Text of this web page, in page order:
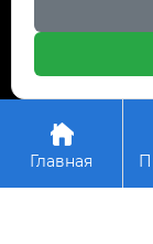

Авторское
Прецизионные

Главная